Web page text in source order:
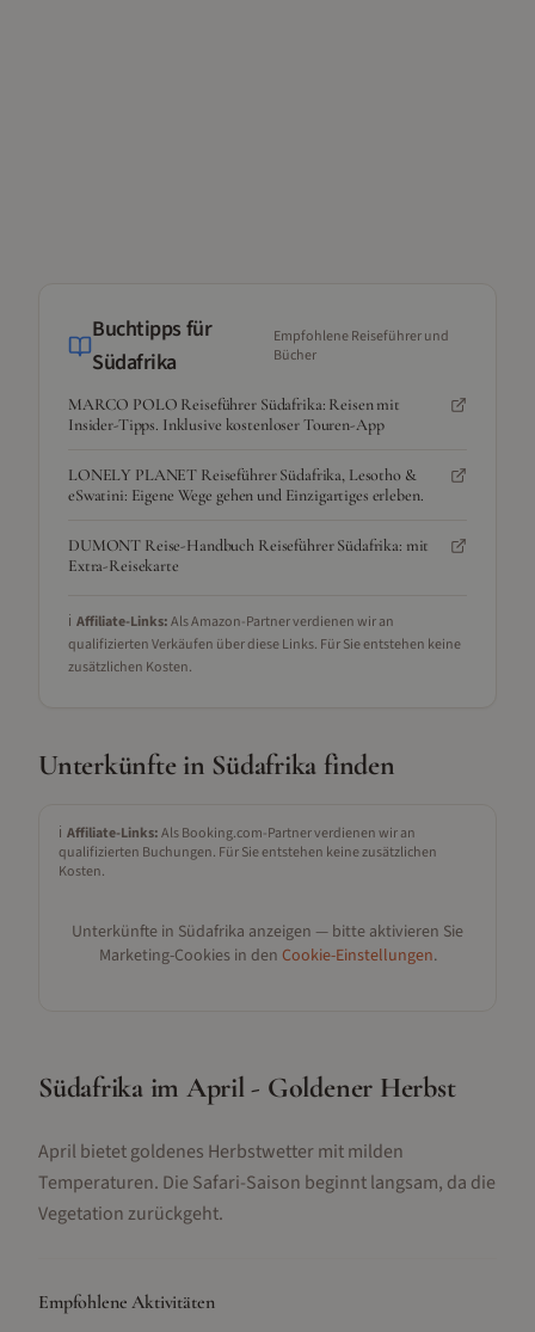
Buchtipps für
Südafrika
Empfohlene Reiseführer und
Bücher
MARCO POLO Reiseführer Südafrika: Reisen mit
Insider-Tipps. Inklusive kostenloser Touren-App
LONELY PLANET Reiseführer Südafrika, Lesotho &
eSwatini: Eigene Wege gehen und Einzigartiges erleben.
DUMONT Reise-Handbuch Reiseführer Südafrika: mit
Extra-Reisekarte
ℹ️ Affiliate-Links:Als Amazon-Partner verdienen wir an
qualifizierten Verkäufen über diese Links. Für Sie entstehen keine
zusätzlichen Kosten.
Unterkünfte in Südafrika finden
ℹ️ Affiliate-Links:Als Booking.com-Partner verdienen wir an
qualifizierten Buchungen. Für Sie entstehen keine zusätzlichen
Kosten.
Unterkünfte in Südafrika anzeigen — bitte aktivieren Sie
Marketing-Cookies in den Cookie-Einstellungen.
Südafrika im April - Goldener Herbst
April bietet goldenes Herbstwetter mit milden
Temperaturen. Die Safari-Saison beginnt langsam, da die
Vegetation zurückgeht.
Empfohlene Aktivitäten